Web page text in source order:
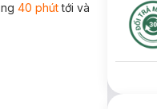
40 phúttới và